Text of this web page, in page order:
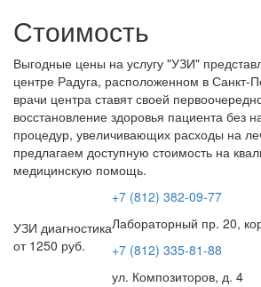
Стоимость
Выгодные цены на услугу "УЗИ"
центре Радуга, расположенном в Санкт-
врачи центра ставят своей
восстановление здоровья пациента без
процедур, увеличивающих расходы на
предлагаем доступную стоимость на
медицинскую помощь.
УЗИ диагностика
от 1250 руб.
+7 (812) 382-09-77
Лабораторный пр. 20,
+7 (812) 335-81-88
ул. Композиторов, д. 4